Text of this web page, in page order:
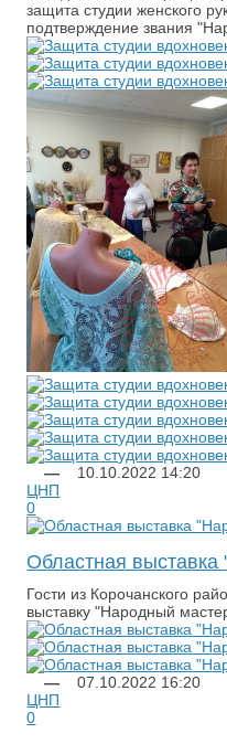
защита студии женского
подтверждение звания
— 10.10.2022 14:20
ЦНП
0
Областная
Гости из Корочанского
выставку "Народный
— 07.10.2022 16:20
ЦНП
0